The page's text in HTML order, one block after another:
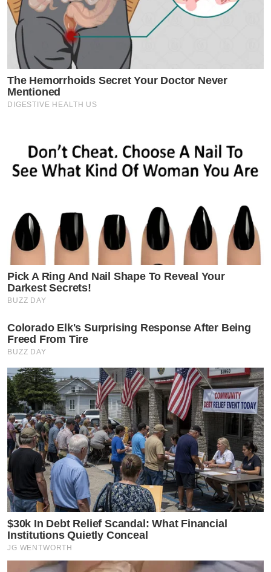
นี้ “ยอดเยี่ยมตามความคาดหวังของแฟนๆ” อีกด้วย
ที่อัลบั้ม Wicked: The Soundtrack เต็มไปด้วยเพลงที่
ไพเราะสละสลวยจนคว้าใจแฟนๆ ทั้งในไทยและทั่วโลกได้อยู่
หมัดขนาดนี้ เป็นเพราะได้ Stephen Schwartz นักแต่งเพลง
ทำนองให้ นอกจากนี้ยังได้เสียงร้องจาก Cynthia Erivo นัก
แสดงสาวเจ้าของรางวัลเอ็มมี แกรมมี และโทนี และดีกรีผู้
เข้าชิงออสการ์ ผู้รับบทเป็น เอลฟาบา รวมทั้งซูเปอร์สตาร์
สาวระดับโลกที่เป็นที่คุ้นหน้าคุ้นตากันดีในบ้านเรา
อย่าง Ariana Grande เจ้าของรางวัลแกรมมีและยอดขาย
อัลบั้มระดับแพลตตินัม ผู้รับบทเป็น กลินดา ที่ทุ่มเททั้งร้อง
เพลงและแสดงในเรื่องนี้อย่างเต็มที่จริงๆ
The Hemorrhoids Secret Your Doctor Never
Mentioned
DIGESTIVE HEALTH US
Pick A Ring And Nail Shape To Reveal Your
Darkest Secrets!
BUZZ DAY
Colorado Elk's Surprising Response After Being
Freed From Tire
BUZZ DAY
$30k In Debt Relief Scandal: What Financial
Institutions Quietly Conceal
JG WENTWORTH